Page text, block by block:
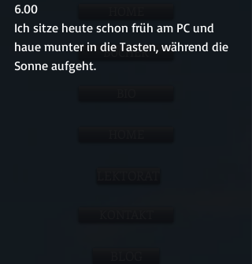
BÜCHER
6.00
Ich sitze heute schon früh am PC und
haue munter in die Tasten, während die
Sonne aufgeht.